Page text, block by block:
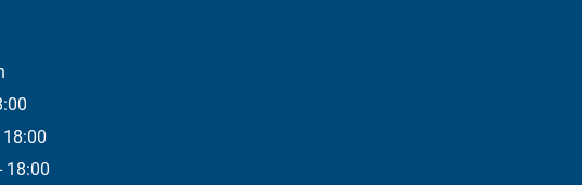
18:00